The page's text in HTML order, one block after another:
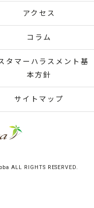
アクセス
コラム
タマーハラスメント基
本方針
サイトマップ
ALL RIGHTS RESERVED.